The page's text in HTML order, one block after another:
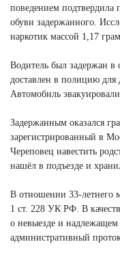
поведением подтвердила
обуви задержанного.
наркотик массой 1,17
Водитель был задержан в
доставлен в полицию для
Автомобиль
Задержанным оказался
зарегистрированный в
Череповец навестить
нашёл в подъезде и
В отношении 33-летнего
1 ст. 228 УК РФ. В
о невыезде и надлежащем
административный